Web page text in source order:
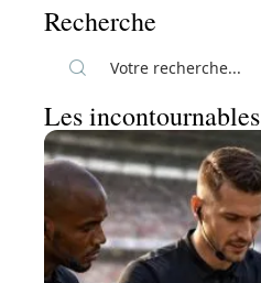
Recherche
Les incontournables